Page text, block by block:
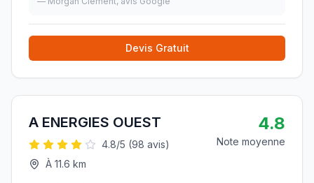
Devis Gratuit
A ENERGIES OUEST
4.8/5 (98 avis)
À 11.6 km
4.8
Note moyenne